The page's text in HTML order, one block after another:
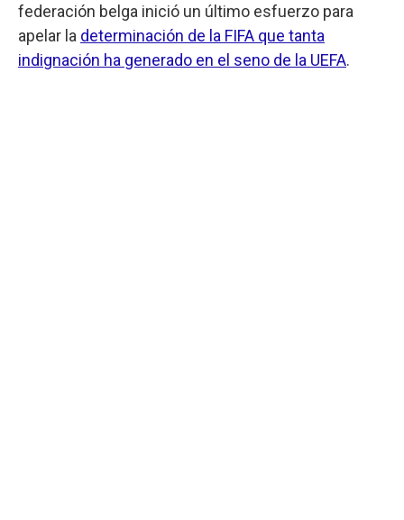
federación belga inició un último esfuerzo para
apelar la determinación de la FIFA que tanta
indignación ha generado en el seno de la UEFA.